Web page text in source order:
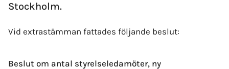
Stockholm.
Vid extrastämman fattades följande beslut:
Beslut om antal styrelseledamöter, ny